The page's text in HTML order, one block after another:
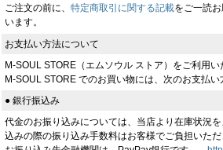
ご注文の前に、 特定商取引に関する記載をご一読
います。
お支払い方法について
M-SOUL STORE（エムソウル ストア）をご利用い
M-SOUL STORE でのお買い物には、次のお支払い
● 銀行振込み
代金のお振り込みについては、当店より在庫状況
込みの際の振り込み手数料はお客様でご負担いただ